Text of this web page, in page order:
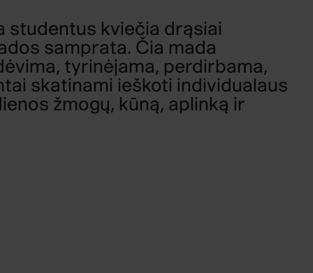
studentus kviečia drąsiai
samprata. Čia mada
tyrinėjama, perdirbama,
skatinami ieškoti individualaus
žmogų, kūną, aplinką ir